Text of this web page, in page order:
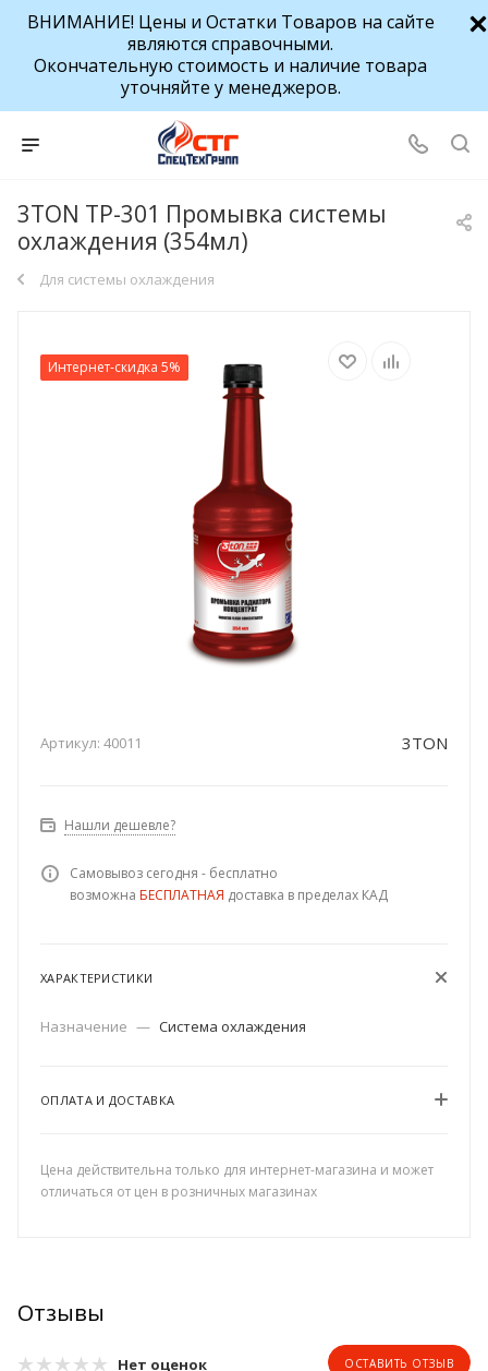
ВНИМАНИЕ! Цены и Остатки Товаров на сайте
являются справочными.
Окончательную стоимость и наличие товара
уточняйте у менеджеров.
3TON TP-301 Промывка системы
охлаждения (354мл)
Для системы охлаждения
Интернет-скидка 5%
Артикул: 40011 3TON
Нашли дешевле?
Самовывоз сегодня - бесплатно
возможна БЕСПЛАТНАЯ доставка в пределах КАД
ХАРАКТЕРИСТИКИ
Назначение — Система охлаждения
ОПЛАТА И ДОСТАВКА
Цена действительна только для интернет-магазина и может
отличаться от цен в розничных магазинах
Отзывы
Нет оценок ОСТАВИТЬ ОТЗЫВ